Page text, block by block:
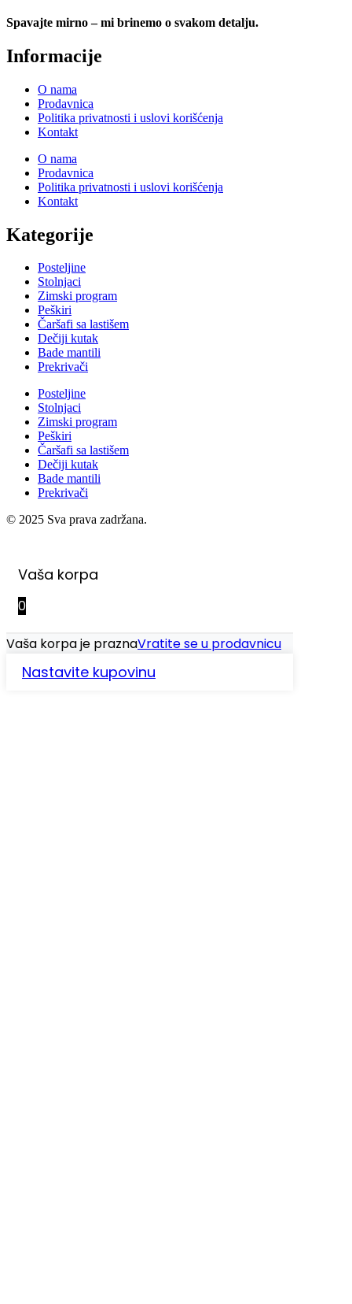
Spavajte mirno – mi brinemo o svakom detalju.
Informacije
O nama
Prodavnica
Politika privatnosti i uslovi korišćenja
Kontakt
O nama
Prodavnica
Politika privatnosti i uslovi korišćenja
Kontakt
Kategorije
Posteljine
Stolnjaci
Zimski program
Peškiri
Čaršafi sa lastišem
Dečiji kutak
Bade mantili
Prekrivači
Posteljine
Stolnjaci
Zimski program
Peškiri
Čaršafi sa lastišem
Dečiji kutak
Bade mantili
Prekrivači
© 2025 Sva prava zadržana.
Vaša korpa
0
Vaša korpa je praznaVratite se u prodavnicu
Nastavite kupovinu